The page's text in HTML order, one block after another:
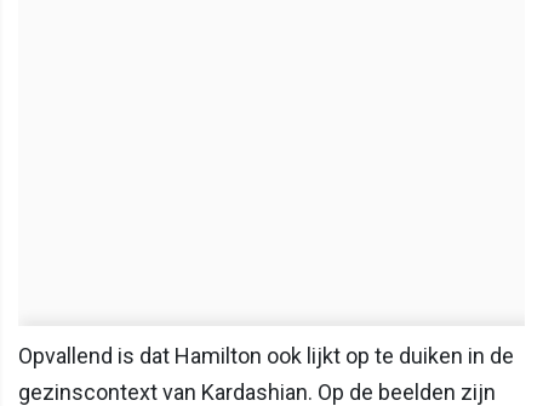
Opvallend is dat Hamilton ook lijkt op te duiken in de
gezinscontext van Kardashian. Op de beelden zijn